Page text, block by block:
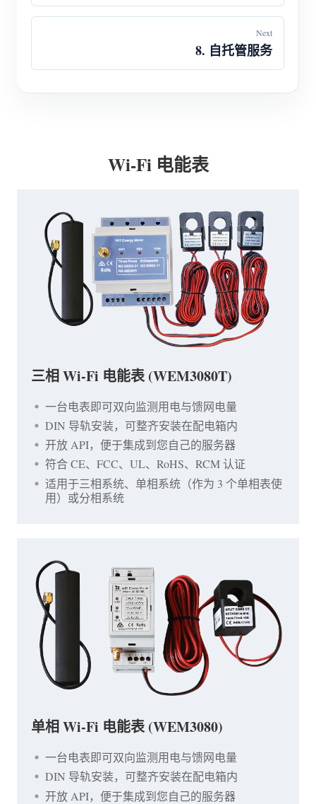
Next
8. 自托管服务
Wi-Fi 电能表
三相 Wi-Fi 电能表 (WEM3080T)
一台电表即可双向监测用电与馈网电量
DIN 导轨安装，可整齐安装在配电箱内
开放 API，便于集成到您自己的服务器
符合 CE、FCC、UL、RoHS、RCM 认证
适用于三相系统、单相系统（作为 3 个单相表使
用）或分相系统
单相 Wi-Fi 电能表 (WEM3080)
一台电表即可双向监测用电与馈网电量
DIN 导轨安装，可整齐安装在配电箱内
开放 API，便于集成到您自己的服务器